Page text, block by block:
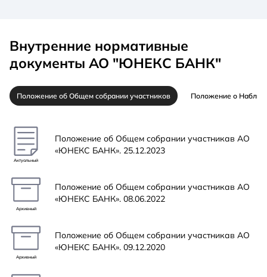
Внутренние нормативные
документы АО "ЮНЕКС БАНК"
Положение об Общем собрании участников Положение о
Актуальный
Положение об Общем собрании участникав АО
«ЮНЕКС БАНК». 25.12.2023
Архивный
Положение об Общем собрании участникав АО
«ЮНЕКС БАНК». 08.06.2022
Архивный
Положение об Общем собрании участникав АО
«ЮНЕКС БАНК». 09.12.2020